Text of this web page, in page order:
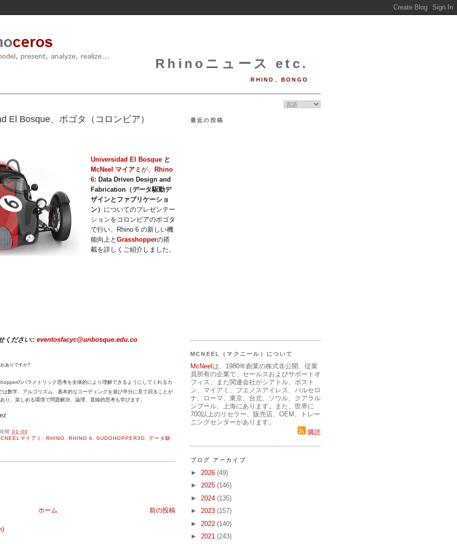
Rhinoニュース etc.
RHINO、BONGO
El Bosque、ボゴタ（コロンビア）
Universidad El Bosque と
McNeel マイアミ が、
Rhino
6: Data Driven Design and
Fabrication（データ駆動デ
ザインとファブリケーショ
ン） についてのプレゼンテー
ションをコロンビアのボゴタ
で行い、Rhino 6 の新しい機
能向上と Grasshopperの搭
載を詳しくご紹介しました。
ください:: eventosfacyc@unbosque.edu.co
ありですか?
のパラメトリック思考を全体的により理解できるようにしてくれるカ
数学、アルゴリズム、基本的なコーディングを遊び半分に見て回ることが
り、楽しめる環境で問題解決、論理、直線的思考も学びます。
時間 01:00
マイアミ , RHINO, RHINO 6 ,SUDOHOPPER3D,データ駆
前の投稿
ホーム
最近の投稿
MCNEEL（マクニール）について
McNeelは、1980年創業の株式非公開、従業
員所有の企業で、セールスおよびサポートオ
フィス、また関連会社がシアトル、ボスト
ン、マイアミ、ブエノスアイレス、バルセロ
ナ、ローマ、東京、台北、ソウル、クアラル
ンプール、上海にあります。また、世界に
700以上のリセラー、販売店、OEM、トレー
ニングセンターがあります。
購読
ブログ アーカイブ
► 2026 (49)
► 2025 (146)
► 2024 (135)
► 2023 (157)
► 2022 (140)
► 2021 (243)